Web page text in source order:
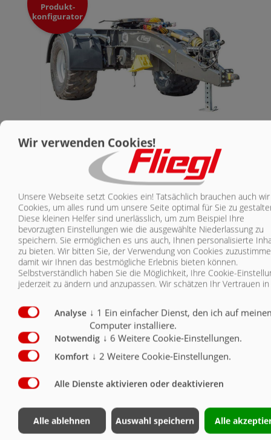
Produkt-
konfigurator
DOLLY EINACHS
Die Einachs-Variante besitzt eine Aufsattellast von 10.500 kg. In Serie
ist ein hydraulischer Stützfuß sowie eine mechanisch verstellbare
Sattelkupplung integriert. Auf Wunsch kann die Achse mit
Parabelfederung oder Luftfederung ausgestattet werden. Auch
mehrere Bereifungsmöglichkeiten stehen zur Auswahl. Mit
Standardbereifung kommt die kleine Version der Dolly-Achse auf eine
Aufsattelhöhe von 1300 mm.
Aufsattellast 10.500 kg
Produkt-
konfigurator
Wir verwenden Cookies!
Unsere Webseite setzt Cookies ein! Tatsächlich brauchen auch wir
Cookies, um alles rund um unsere Seite optimal für Sie zu
Diese kleinen Helfer sind unerlässlich, um zum Beispiel Ihre
bevorzugten Einstellungen wie die ausgewählte Niederlassung zu
speichern. Sie ermöglichen es uns auch, Ihnen personalisierte
zu bieten. Wir bitten Sie, der Verwendung von Cookies
damit wir Ihnen das bestmögliche Erlebnis bieten können.
Selbstverständlich haben Sie die Möglichkeit, Ihre Cookie-
jederzeit zu ändern und anzupassen. Wir schätzen Ihr Vertrauen
Analyse ↓ 1 Ein einfacher Dienst, den ich auf
Computer installiere.
Notwendig ↓ 6 Weitere Cookie-Einstellungen.
Komfort ↓ 2 Weitere Cookie-Einstellungen.
Alle Dienste aktivieren oder deaktivieren
Alle ablehnen Auswahl speichern Alle